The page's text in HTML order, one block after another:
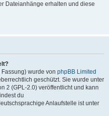
Dateianhänge erhalten und diese
wurde von phpBB Limited
geschützt. Sie wurde unter
2 (GPL-2.0) veröffentlicht und kann
du
Anlaufstelle ist unter